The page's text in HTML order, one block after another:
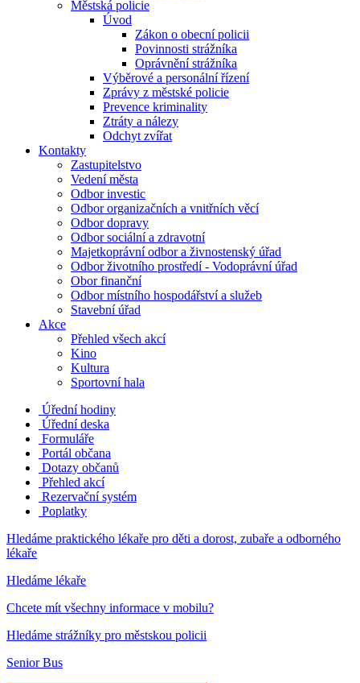
Městská policie
Úvod
Zákon o obecní policii
Povinnosti strážníka
Oprávnění strážníka
Výběrové a personální řízení
Zprávy z městské policie
Prevence kriminality
Ztráty a nálezy
Odchyt zvířat
Kontakty
Zastupitelstvo
Vedení města
Odbor investic
Odbor organizačních a vnitřních věcí
Odbor dopravy
Odbor sociální a zdravotní
Majetkoprávní odbor a živnostenský úřad
Odbor životního prostředí - Vodoprávní úřad
Obor finanční
Odbor místního hospodářství a služeb
Stavební úřad
Akce
Přehled všech akcí
Kino
Kultura
Sportovní hala
Úřední hodiny
Úřední deska
Formuláře
Portál občana
Dotazy občanů
Přehled akcí
Rezervační systém
Poplatky
Hledáme praktického lékaře pro děti a dorost, zubaře a odborného
lékaře
Hledáme lékaře
Chcete mít všechny informace v mobilu?
Hledáme strážníky pro městskou policii
Senior Bus